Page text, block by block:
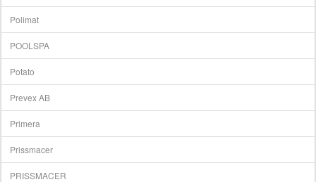
Polimat
POOLSPA
Potato
Prevex AB
Primera
Prissmacer
PRISSMACER